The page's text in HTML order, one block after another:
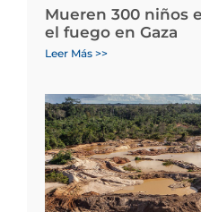
Mueren 300 niños
el fuego en Gaza
Leer Más >>